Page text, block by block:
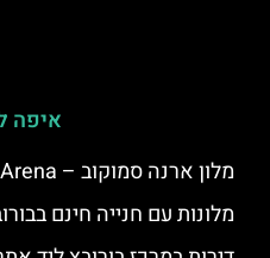
איפה
מלון ארנה סמוקוב – Hotel Arena (ליד בורובץ)
מלונות עם חנייה חינם